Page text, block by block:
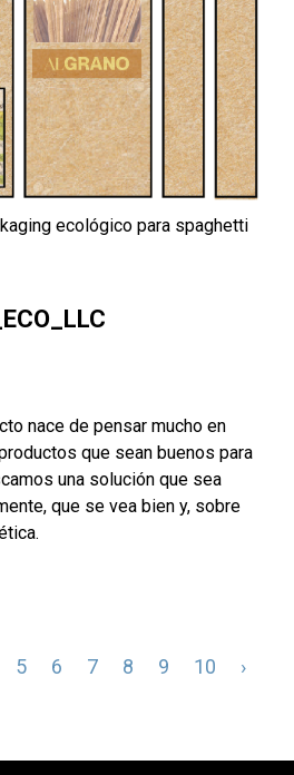
ecológico para spaghetti
nace de pensar mucho en
que sean buenos para
una solución que sea
que se vea bien y, sobre
5 6 7 8 9 10 ›